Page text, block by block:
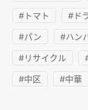
#トマト #ド
#パン #ハン
#リサイクル
#中区 #中華